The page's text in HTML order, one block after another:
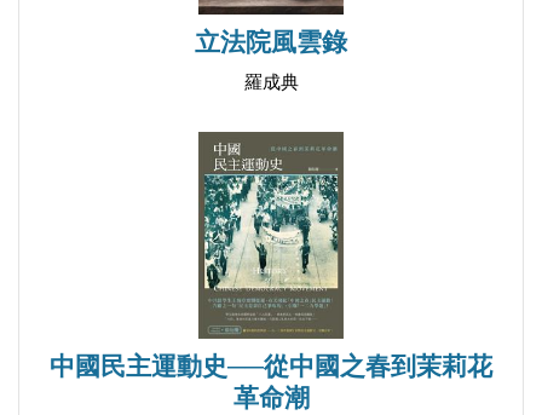
宋楚瑜貫徹始終做歷史罪人
宋楚瑜一心要拆馬英九台
宋楚瑜把靈魂賣給李登輝
為何說宋楚瑜是「二百五」？
揭開宋楚瑜的「正藍」假面具
投宋楚瑜票等同投給蔡英文
解讀宋楚瑜的滿口荒唐話
宋楚瑜新書不提李登輝
漫談宋楚瑜的北京行
宋楚瑜攪局意欲何為？
蔣經國收了兩個不肖徒弟
立法院風雲錄
羅成典
中國民主運動史──從中國之春到茉莉花
革命潮